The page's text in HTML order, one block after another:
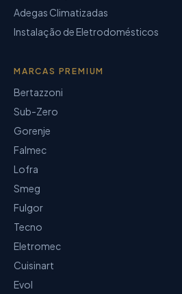
Adegas Climatizadas
Instalação de Eletrodomésticos
MARCAS PREMIUM
Bertazzoni
Sub-Zero
Gorenje
Falmec
Lofra
Smeg
Fulgor
Tecno
Eletromec
Cuisinart
Evol